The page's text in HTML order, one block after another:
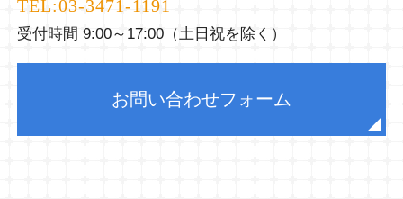
TEL:03-3471-1191
受付時間 9:00～17:00（土日祝を除く）
お問い合わせフォーム